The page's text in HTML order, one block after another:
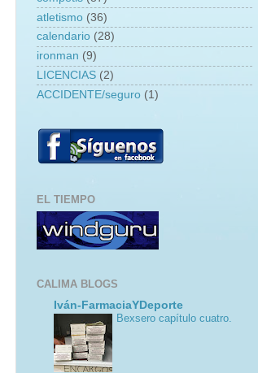
atletismo (36)
calendario (28)
ironman (9)
LICENCIAS (2)
ACCIDENTE/seguro (1)
EL TIEMPO
CALIMA BLOGS
Iván-FarmaciaYDeporte
Bexsero capítulo cuatro.